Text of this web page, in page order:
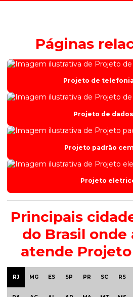
Páginas
Projeto de
Projeto de
Projeto padrão
Projeto
Principais
do Brasil onde
atende
RJ MG ES SP PR SC RS